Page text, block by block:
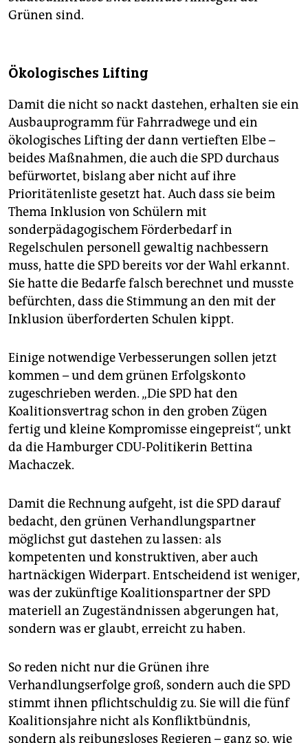
Grünen sind.
Ökologisches Lifting
Damit die nicht so nackt dastehen, erhalten sie ein
Ausbauprogramm für Fahrradwege und ein
ökologisches Lifting der dann vertieften Elbe –
beides Maßnahmen, die auch die SPD durchaus
befürwortet, bislang aber nicht auf ihre
Prioritätenliste gesetzt hat. Auch dass sie beim
Thema Inklusion von Schülern mit
sonderpädagogischem Förderbedarf in
Regelschulen personell gewaltig nachbessern
muss, hatte die SPD bereits vor der Wahl erkannt.
Sie hatte die Bedarfe falsch berechnet und musste
befürchten, dass die Stimmung an den mit der
Inklusion überforderten Schulen kippt.
Einige notwendige Verbesserungen sollen jetzt
kommen – und dem grünen Erfolgskonto
zugeschrieben werden. „Die SPD hat den
Koalitionsvertrag schon in den groben Zügen
fertig und kleine Kompromisse eingepreist“, unkt
da die Hamburger CDU-Politikerin Bettina
Machaczek.
Damit die Rechnung aufgeht, ist die SPD darauf
bedacht, den grünen Verhandlungspartner
möglichst gut dastehen zu lassen: als
kompetenten und konstruktiven, aber auch
hartnäckigen Widerpart. Entscheidend ist weniger,
was der zukünftige Koalitionspartner der SPD
materiell an Zugeständnissen abgerungen hat,
sondern was er glaubt, erreicht zu haben.
So reden nicht nur die Grünen ihre
Verhandlungserfolge groß, sondern auch die SPD
stimmt ihnen pflichtschuldig zu. Sie will die fünf
Koalitionsjahre nicht als Konfliktbündnis,
sondern als reibungsloses Regieren – ganz so, wie